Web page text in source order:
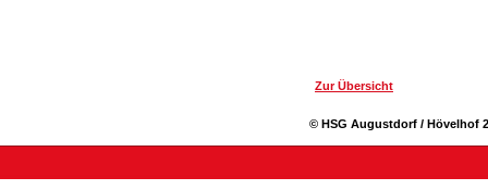
Zur Übersicht
© HSG Augustdorf / Hövelhof